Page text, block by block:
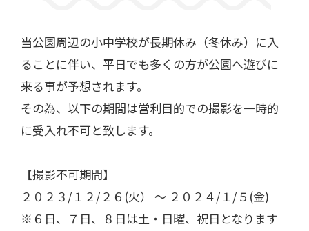
催しものやロケなどの業務利用をお考えの方
ご利用について
当公園周辺の小中学校が長期休み（冬休み）に入
ることに伴い、平日でも多くの方が公園へ遊びに
来る事が予想されます。
その為、以下の期間は営利目的での撮影を一時的
に受入れ不可と致します。
【撮影不可期間】​
２０２３/１２/２６(火） ～ ２０２４/１/５(金)
※６日、７日、８日は土・日曜、祝日となります